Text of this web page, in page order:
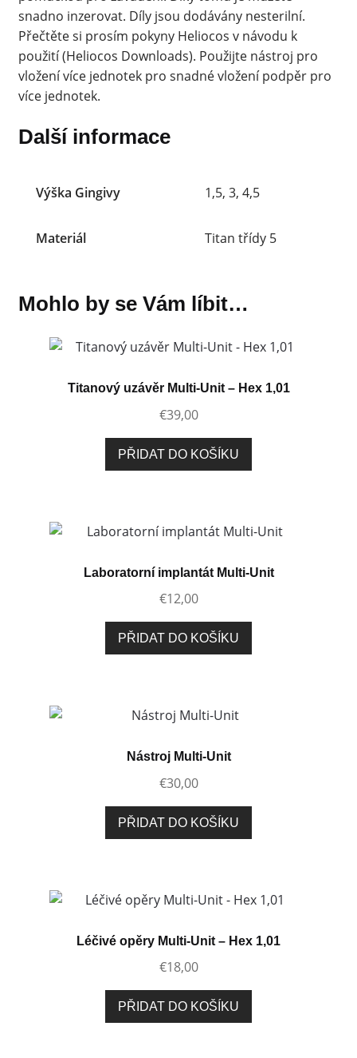
snadno inzerovat. Díly jsou dodávány nesterilní.
Přečtěte si prosím pokyny Heliocos v návodu k
použití (Heliocos Downloads). Použijte nástroj pro
vložení více jednotek pro snadné vložení podpěr pro
více jednotek.
Další informace
Výška Gingivy 1,5, 3, 4,5
Materiál Titan třídy 5
Mohlo by se Vám líbit…
Titanový uzávěr Multi-Unit – Hex 1,01
€39,00
PŘIDAT DO KOŠÍKU
Laboratorní implantát Multi-Unit
€12,00
PŘIDAT DO KOŠÍKU
Nástroj Multi-Unit
€30,00
PŘIDAT DO KOŠÍKU
Léčivé opěry Multi-Unit – Hex 1,01
€18,00
PŘIDAT DO KOŠÍKU